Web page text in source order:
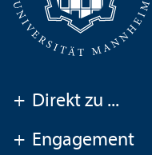
+ Direkt zu ...
+ Engagement